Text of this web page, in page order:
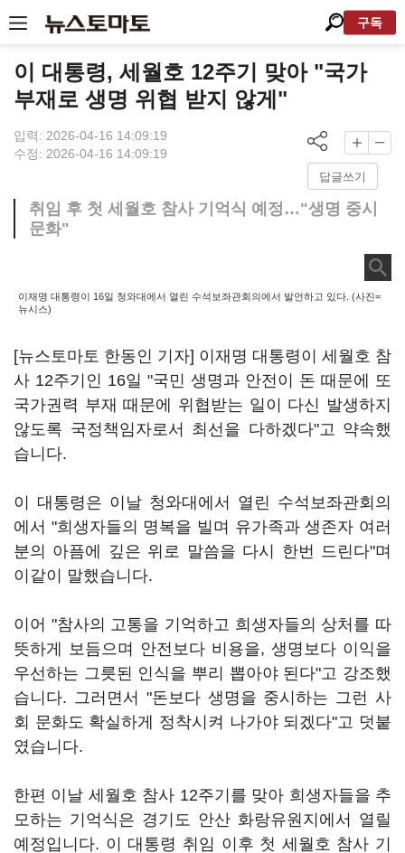
구독
이 대통령, 세월호 12주기 맞아 "국가
부재로 생명 위협 받지 않게"
입력: 2026-04-16 14:09:19
수정: 2026-04-16 14:09:19
답글쓰기
취임 후 첫 세월호 참사 기억식 예정…"생명 중시
문화"
이재명 대통령이 16일 청와대에서 열린 수석보좌관회의에서 발언하고 있다. (사진=
뉴시스)
[뉴스토마토 한동인 기자] 이재명 대통령이 세월호 참
사 12주기인 16일 "국민 생명과 안전이 돈 때문에 또
국가권력 부재 때문에 위협받는 일이 다신 발생하지
않도록 국정책임자로서 최선을 다하겠다"고 약속했
습니다.
이 대통령은 이날 청와대에서 열린 수석보좌관회의
에서 "희생자들의 명복을 빌며 유가족과 생존자 여러
분의 아픔에 깊은 위로 말씀을 다시 한번 드린다"며
이같이 말했습니다.
이어 "참사의 고통을 기억하고 희생자들의 상처를 따
뜻하게 보듬으며 안전보다 비용을, 생명보다 이익을
우선하는 그릇된 인식을 뿌리 뽑아야 된다"고 강조했
습니다. 그러면서 "돈보다 생명을 중시하는 그런 사
회 문화도 확실하게 정착시켜 나가야 되겠다"고 덧붙
였습니다.
한편 이날 세월호 참사 12주기를 맞아 희생자들을 추
모하는 기억식은 경기도 안산 화랑유원지에서 열릴
예정입니다. 이 대통령 취임 이후 첫 세월호 참사 기